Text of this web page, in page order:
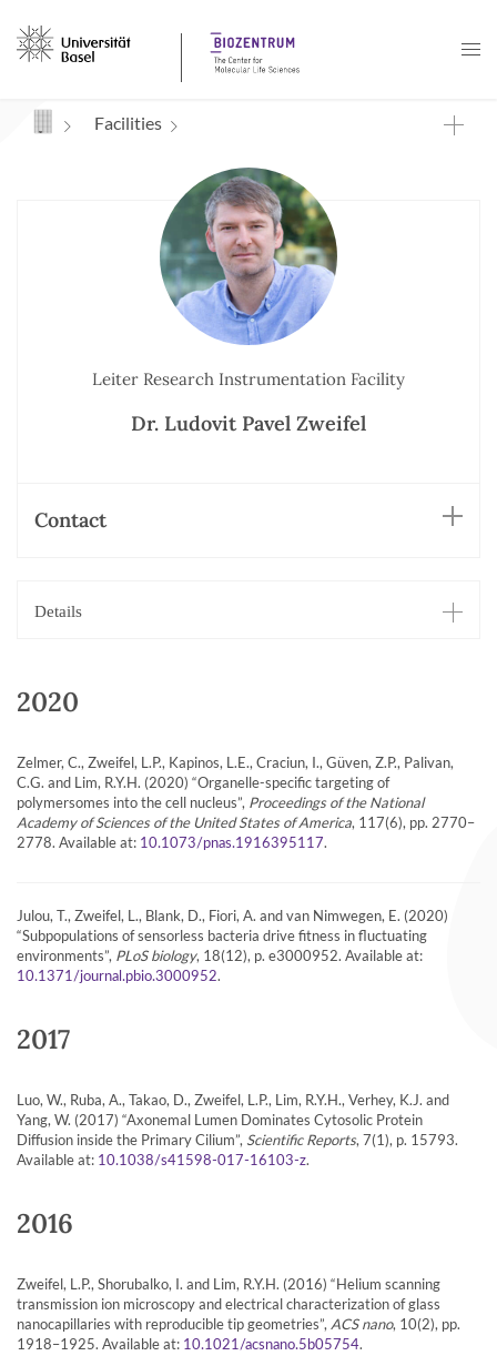
Navigation mit Access Keys
Facilities
Leiter Research Instrumentation Facility
Dr. Ludovit Pavel Zweifel
Contact
Details
2020
Zelmer, C., Zweifel, L.P., Kapinos, L.E., Craciun, I., Güven, Z.P., Palivan,
C.G. and Lim, R.Y.H. (2020) “Organelle-specific targeting of
polymersomes into the cell nucleus”, Proceedings of the National
Academy of Sciences of the United States of America, 117(6), pp. 2770–
2778. Available at: 10.1073/pnas.1916395117.
Julou, T., Zweifel, L., Blank, D., Fiori, A. and van Nimwegen, E. (2020)
“Subpopulations of sensorless bacteria drive fitness in fluctuating
environments”, PLoS biology, 18(12), p. e3000952. Available at:
10.1371/journal.pbio.3000952.
2017
Luo, W., Ruba, A., Takao, D., Zweifel, L.P., Lim, R.Y.H., Verhey, K.J. and
Yang, W. (2017) “Axonemal Lumen Dominates Cytosolic Protein
Diffusion inside the Primary Cilium”, Scientific Reports, 7(1), p. 15793.
Available at: 10.1038/s41598-017-16103-z.
2016
Zweifel, L.P., Shorubalko, I. and Lim, R.Y.H. (2016) “Helium scanning
transmission ion microscopy and electrical characterization of glass
nanocapillaries with reproducible tip geometries”, ACS nano, 10(2), pp.
1918–1925. Available at: 10.1021/acsnano.5b05754.